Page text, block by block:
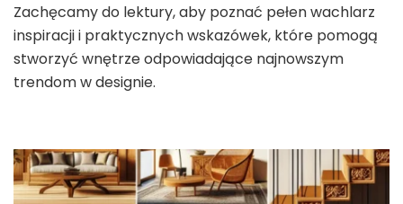
Zachęcamy do lektury, aby poznać pełen wachlarz
inspiracji i praktycznych wskazówek, które pomogą
stworzyć wnętrze odpowiadające najnowszym
trendom w designie.